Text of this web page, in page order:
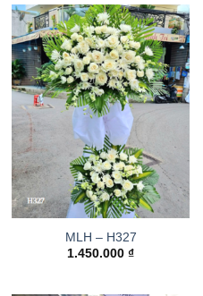
MLH – H327
1.450.000 ₫